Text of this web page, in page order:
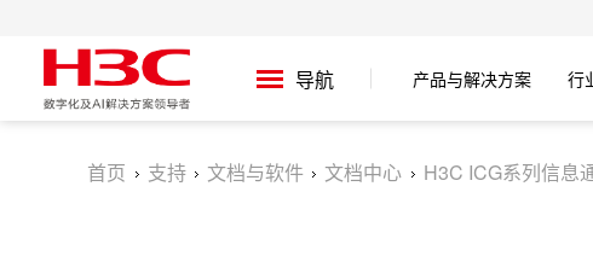
导航 产品与解决方案 行
首页 支持 文档与软件 文档中心 H3C ICG系列信息